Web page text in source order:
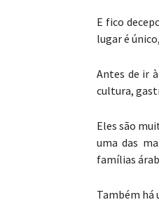
E fico
lugar é
Antes de ir
cultura,
Eles são
uma das
famílias
Também há